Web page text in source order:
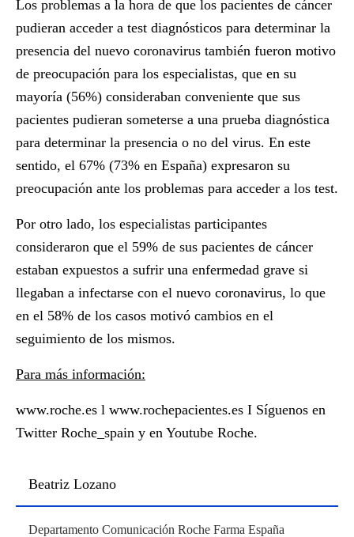
Los problemas a la hora de que los pacientes de cáncer
pudieran acceder a test diagnósticos para determinar la
presencia del nuevo coronavirus también fueron motivo
de preocupación para los especialistas, que en su
mayoría (56%) consideraban conveniente que sus
pacientes pudieran someterse a una prueba diagnóstica
para determinar la presencia o no del virus. En este
sentido, el 67% (73% en España) expresaron su
preocupación ante los problemas para acceder a los test.
Por otro lado, los especialistas participantes
consideraron que el 59% de sus pacientes de cáncer
estaban expuestos a sufrir una enfermedad grave si
llegaban a infectarse con el nuevo coronavirus, lo que
en el 58% de los casos motivó cambios en el
seguimiento de los mismos.
Para más información:
www.roche.es l www.rochepacientes.es I Síguenos en
Twitter Roche_spain y en Youtube Roche.
Beatriz Lozano
Departamento Comunicación Roche Farma España